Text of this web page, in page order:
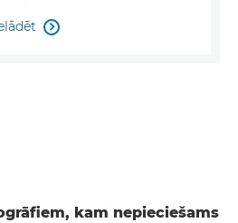

kam nepieciešams